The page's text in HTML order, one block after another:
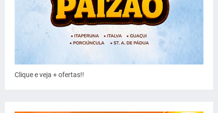
Clique e veja + ofertas!!